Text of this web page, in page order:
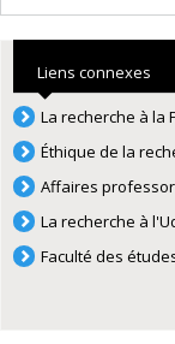
Liens connexes
La recherche à la
Éthique de la
Affaires
La recherche à
Faculté des